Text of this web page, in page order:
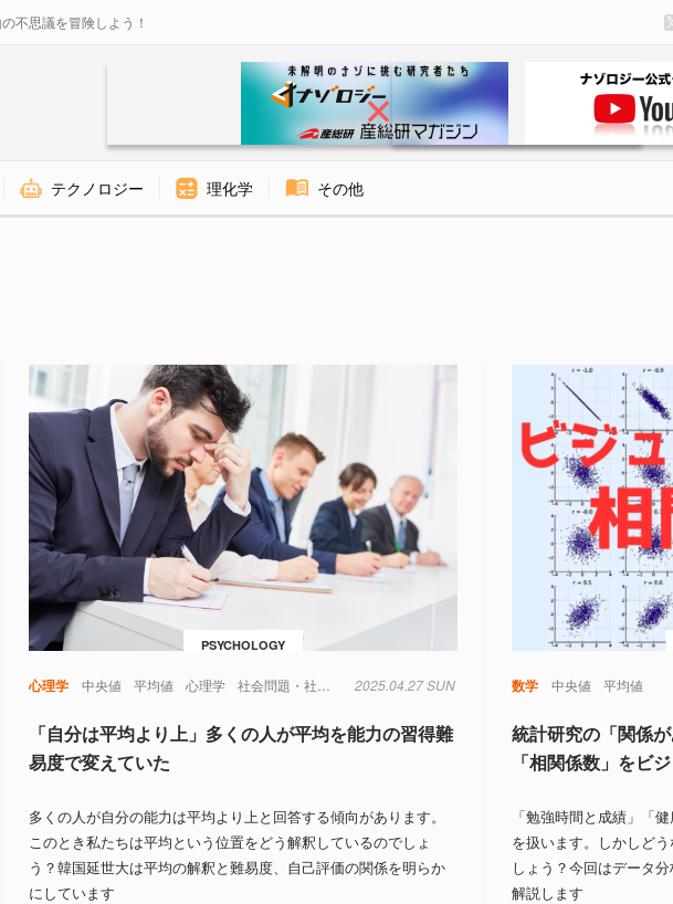
不思議を冒険しよう！
テクノロジー 理化学 その他
PSYCHOLOGY
心理学 中央値 平均値 心理学 社会問題・社会哲学 2025.04.27 SUN
「自分は平均より上」多くの人が平均を能力の習得難
易度で変えていた
多くの人が自分の能力は平均より上と回答する傾向があります。
このとき私たちは平均という位置をどう解釈しているのでしょ
う？韓国延世大は平均の解釈と難易度、自己評価の関係を明らか
にしています
数学 中央値 平均値
統計研究の「関係
「相関係数」をビ
「勉強時間と成績」「
を扱います。しかしど
しょう？今回はデータ
解説します